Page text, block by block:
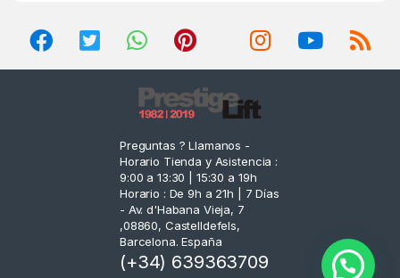
Preguntas ? Llamanos -
Horario Tienda y Asistencia :
9:00 a 13:30 | 15:30 a 19h
Horario : De 9h a 21h | 7 Días
- Av. d'Habana Vieja, 7
,08860, Castelldefels,
Barcelona. España
(+34) 639363709